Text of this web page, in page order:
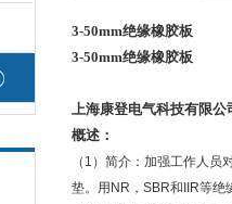
3-50mm绝缘橡胶板
3-50mm绝缘橡胶板
上海康登电气科技有限公
概述：
（1）简介：加强工作人
垫。用NR，SBR和IIR等绝